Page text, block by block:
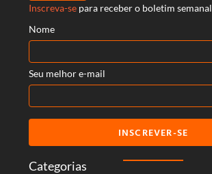
Categorias
Inscreva-se para receber o boletim semanal
Nome
Seu melhor e-mail
INSCREVER-SE